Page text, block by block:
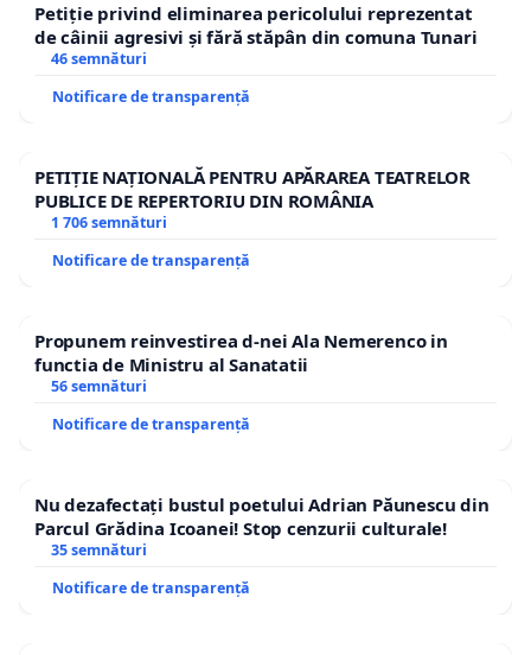
Petiție privind eliminarea pericolului reprezentat
de câinii agresivi și fără stăpân din comuna Tunari
46 semnături
Notificare de transparență
PETIȚIE NAȚIONALĂ PENTRU APĂRAREA TEATRELOR
PUBLICE DE REPERTORIU DIN ROMÂNIA
1 706 semnături
Notificare de transparență
Propunem reinvestirea d-nei Ala Nemerenco in
functia de Ministru al Sanatatii
56 semnături
Notificare de transparență
Nu dezafectați bustul poetului Adrian Păunescu din
Parcul Grădina Icoanei! Stop cenzurii culturale!
35 semnături
Notificare de transparență